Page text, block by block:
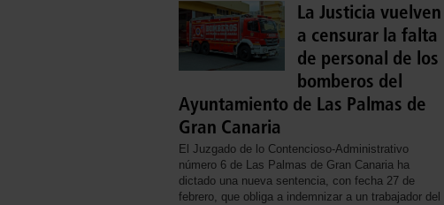
La Justicia vuelven
a censurar la falta
de personal de los
bomberos del
Ayuntamiento de Las Palmas de
Gran Canaria
El Juzgado de lo Contencioso-Administrativo
número 6 de Las Palmas de Gran Canaria ha
dictado una nueva sentencia, con fecha 27 de
febrero, que obliga a indemnizar a un trabajador del